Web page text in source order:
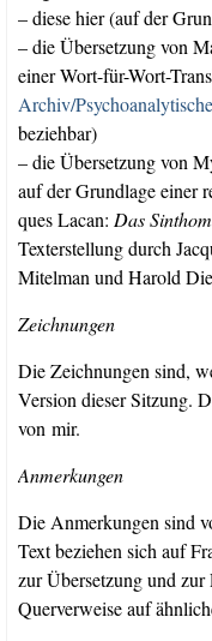
– die­se hier (auf der
– die Über­set­zung von
einer Wort-für-Wort-
Archi­v/­
beziehbar)
– die Über­set­zung von
auf der Grund­la­ge einer
ques Lacan: Das
Tex­terstel­lung durch
Mit­el­man und Harold
Zeich­nun­gen
Die Zeich­nun­gen sind,
Ver­si­on die­ser Sit­zung.
von mir.
Anmer­kun­gen
Die Anmer­kun­gen sind
Text bezie­hen sich auf
zur Über­set­zung und zur
Quer­ver­wei­se auf